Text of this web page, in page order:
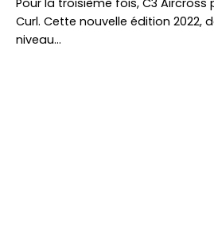
Pour la troisième fois, C3 Aircross
Curl. Cette nouvelle édition 2022,
niveau…